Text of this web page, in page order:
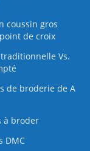
coussin gros
de croix
Vs.
de broderie de A
à broder
DMC